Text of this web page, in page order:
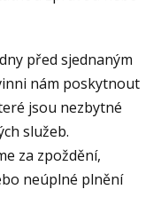
před sjednaným
nám poskytnout
jsou nezbytné
služeb.
za zpoždění,
neúplné plnění